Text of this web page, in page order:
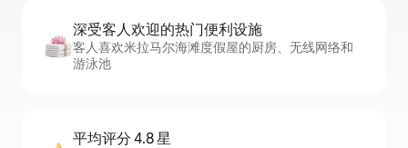
深受客人欢迎的热门便利设施
客人喜欢米拉马尔海滩度假屋的厨房、无线网络和
游泳池
平均评分 4.8 星